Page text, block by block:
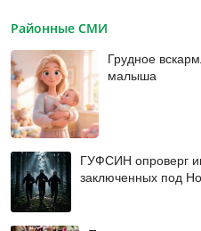
Районные СМИ
Грудное
малыша
ГУФСИН опроверг
заключенных под